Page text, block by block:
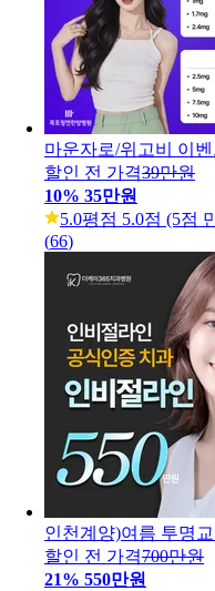
마운자로/위고비 이벤
할인 전 가격39만원
10% 35만원
5.0평점 5.0점 (5점
(66)
인천계양)여름 투명
할인 전 가격700만원
21% 550만원